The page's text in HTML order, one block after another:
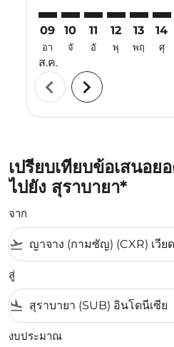
09
อา
ส.ค.
10
จั
11
อั
12
พุ
13
พฤ
14
ศุ
chevron_left chevron_right
เปรียบเทียบข้อเสนอ
ไปยัง สุราบายา*
จาก
flight_takeoff
สู่
flight_land
งบประมาณ